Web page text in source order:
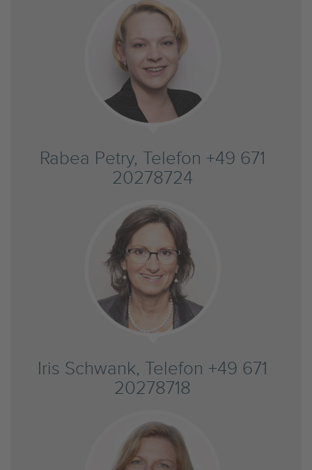
Rabea Petry, Telefon +49 671
20278724
Iris Schwank, Telefon +49 671
20278718